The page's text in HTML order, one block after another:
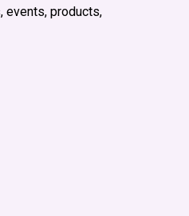
events, products,